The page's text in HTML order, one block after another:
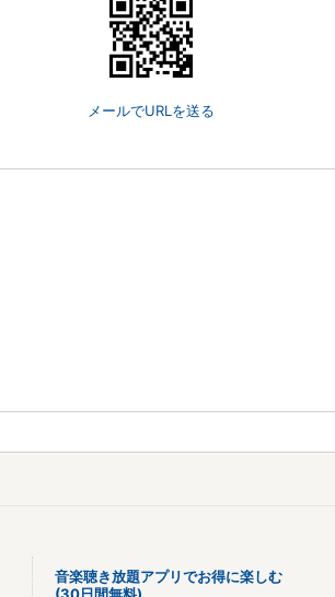
メールでURLを送る
音楽聴き放題アプリでお得に楽しむ
(30日間無料)